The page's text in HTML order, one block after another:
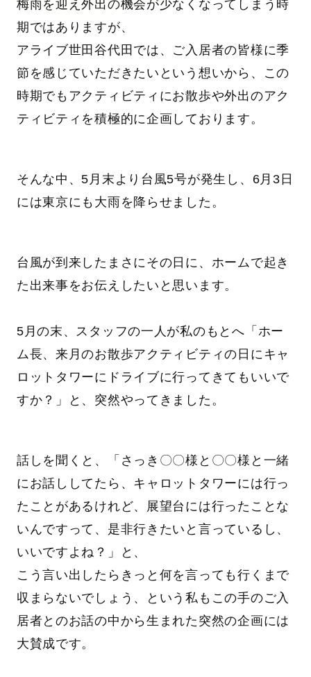
梅雨を迎え外出の機会が少なくなってしまう時
期ではありますが、
アライブ世田谷代田では、ご入居者の皆様に季
節を感じていただきたいという想いから、この
時期でもアクティビティにお散歩や外出のアク
ティビティを積極的に企画しております。
そんな中、5月末より台風5号が発生し、6月3日
には東京にも大雨を降らせました。
台風が到来したまさにその日に、ホームで起き
た出来事をお伝えしたいと思います。
5月の末、スタッフの一人が私のもとへ「ホー
ム長、来月のお散歩アクティビティの日にキャ
ロットタワーにドライブに行ってきてもいいで
すか？」と、突然やってきました。
話しを聞くと、「さっき〇〇様と〇〇様と一緒
にお話ししてたら、キャロットタワーには行っ
たことがあるけれど、展望台には行ったことな
いんですって、是非行きたいと言っているし、
いいですよね？」と、
こう言い出したらきっと何を言っても行くまで
収まらないでしょう、という私もこの手のご入
居者とのお話の中から生まれた突然の企画には
大賛成です。